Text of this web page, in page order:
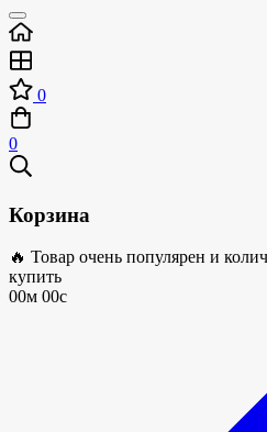
0
0
Корзина
🔥 Товар очень популярен и
купить
00м 00с